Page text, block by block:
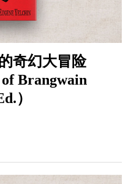
奇幻大冒险
Brangwain
）